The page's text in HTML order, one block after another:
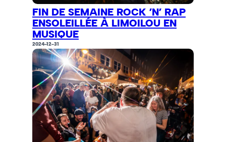
FIN DE SEMAINE ROCK ’N’ RAP
ENSOLEILLÉE À LIMOILOU EN
MUSIQUE
2024-12-31